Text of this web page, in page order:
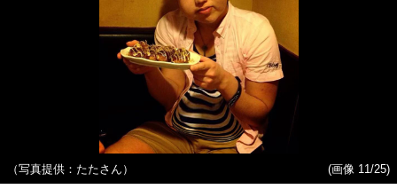
（写真提供：たたさん） (画像 11/25)